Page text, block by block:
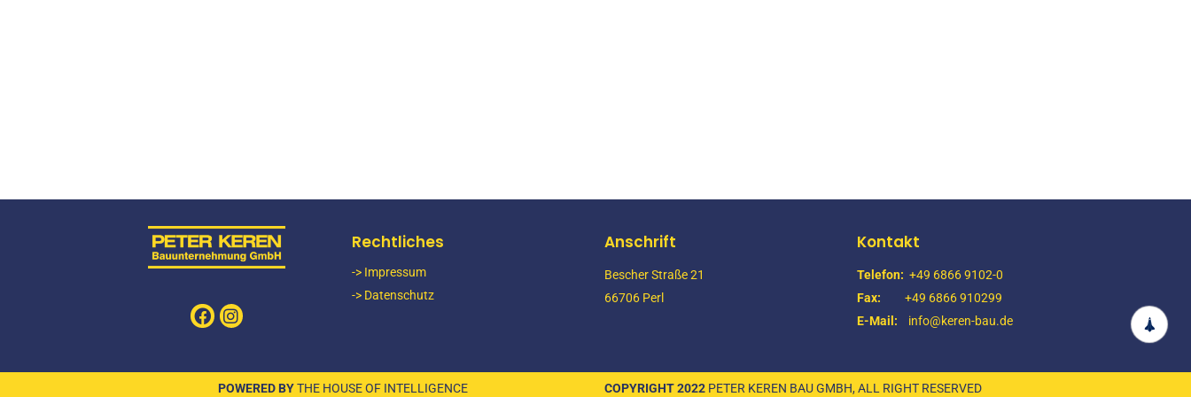
Erdbau Saarbrücken Fraunhofer Institut Baugrube
YEAR
2021
Rechtliches
-> Impressum
-> Datenschutz
Anschrift
Bescher Straße 21
66706 Perl
Kontakt
Telefon: +49 6866 9102-0
Fax: +49 6866 910299
E-Mail:
info@keren-bau.de
POWERED BYTHE HOUSE OF INTELLIGENCE COPYRIGHT 2022 PETER KEREN BAU GMBH, ALL RIGHT RESERVED